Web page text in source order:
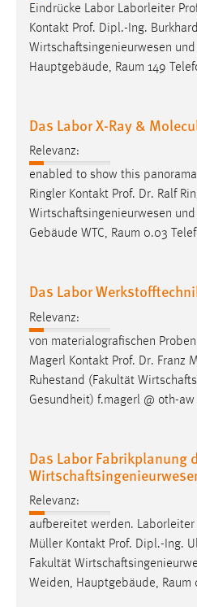
Eindrücke Labor Laborleiter
Kontakt Prof. Dipl.-Ing.
Wirtschaftsingenieurwesen
Hauptgebäude, Raum 149
Das Labor X-Ray &
Relevanz:
enabled to show this
Ringler Kontakt Prof. Dr. Ralf
Wirtschaftsingenieurwesen
Gebäude WTC, Raum 0.03
Das Labor
Relevanz:
von materialografischen
Magerl Kontakt Prof. Dr. Franz
Ruhestand (Fakultät
Gesundheit) f.magerl @ oth-
Das Labor Fabrikplanung
Relevanz:
aufbereitet werden. Laborleiter
Müller Kontakt Prof. Dipl.-Ing.
Fakultät
Weiden, Hauptgebäude, Raum
STATISTIK
Statistik Cookies erfassen
Diese Informationen helfen
unsere Besucher unsere
Name:
_pk_ref, _pk_cvar, _pk_id,
Zweck:
Zugriffsstatistik
Cookie Laufzeit:
MARKETING
Marketing Cookies werden
verwendet, um
Sie tun dies, indem sie
hinweg verfolgen.
Google Ads
Name:
_gcl_au
Anbieter:
Google Ireland Limited
Zweck: